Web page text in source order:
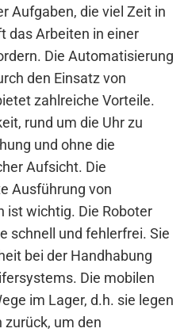
Aufgaben, die viel Zeit in
das Arbeiten in einer
Die Automatisierung
den Einsatz von
zahlreiche Vorteile.
rund um die Uhr zu
und ohne die
Aufsicht. Die
Ausführung von
ist wichtig. Die Roboter
schnell und fehlerfrei. Sie
bei der Handhabung
Die mobilen
im Lager, d.h. sie legen
um den